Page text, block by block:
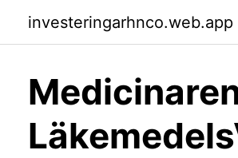
investeringarhnco.web.app